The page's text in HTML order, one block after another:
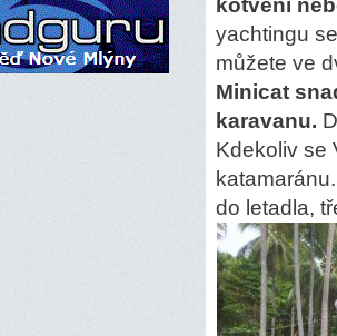
kotvení
yachtingu
můžete ve
Minicat
karavanu.
Kdekoliv se
do letadla,